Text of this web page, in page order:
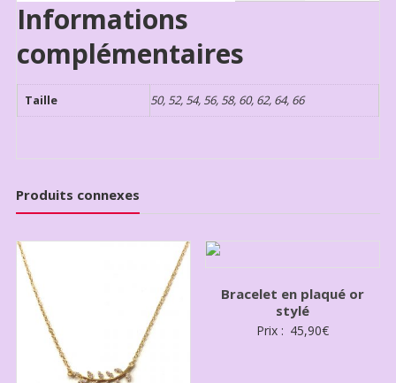
Informations
complémentaires
Taille 50, 52, 54, 56, 58, 60, 62, 64, 66
Produits connexes
Bracelet en plaqué or
stylé
Prix : 45,90€